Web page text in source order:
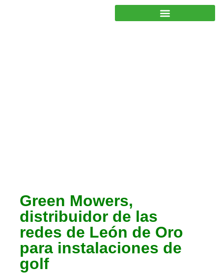
Green Mowers,
distribuidor de las
redes de León de Oro
para instalaciones de
golf